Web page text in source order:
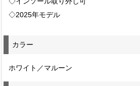
◇2025年モデル
カラー
ホワイト／マルーン